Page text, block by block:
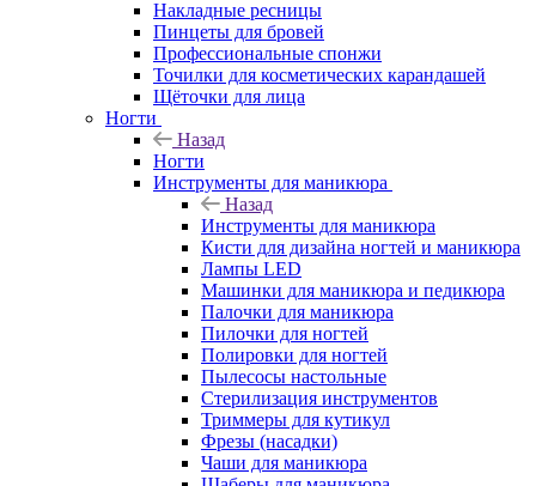
Накладные ресницы
Пинцеты для бровей
Профессиональные спонжи
Точилки для косметических карандашей
Щёточки для лица
Ногти
Назад
Ногти
Инструменты для маникюра
Назад
Инструменты для маникюра
Кисти для дизайна ногтей и маникюра
Лампы LED
Машинки для маникюра и педикюра
Палочки для маникюра
Пилочки для ногтей
Полировки для ногтей
Пылесосы настольные
Стерилизация инструментов
Триммеры для кутикул
Фрезы (насадки)
Чаши для маникюра